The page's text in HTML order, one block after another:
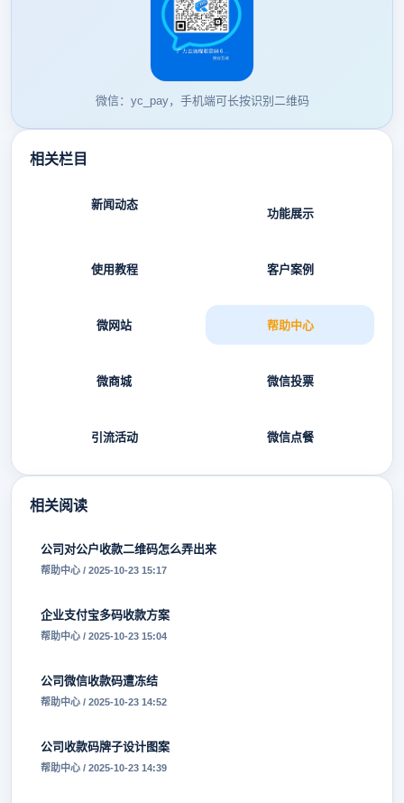
微信：yc_pay，手机端可长按识别二维码
相关栏目
新闻动态
功能展示
使用教程 客户案例
微网站 帮助中心
微商城 微信投票
引流活动 微信点餐
相关阅读
公司对公户收款二维码怎么弄出来
帮助中心 / 2025-10-23 15:17
企业支付宝多码收款方案
帮助中心 / 2025-10-23 15:04
公司微信收款码遭冻结
帮助中心 / 2025-10-23 14:52
公司收款码牌子设计图案
帮助中心 / 2025-10-23 14:39